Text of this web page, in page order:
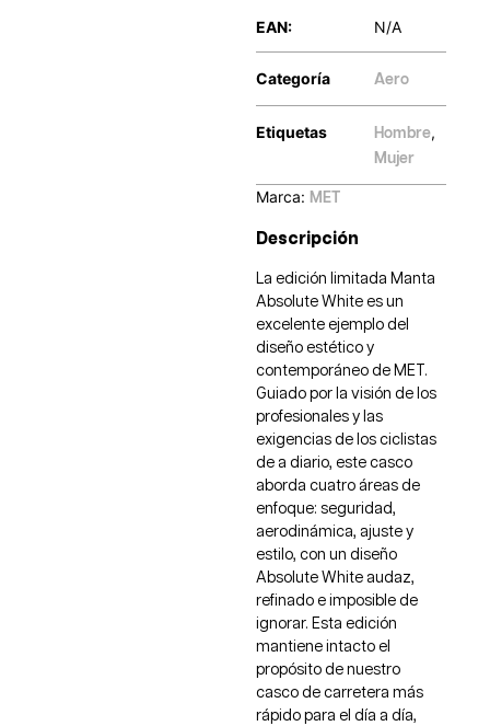
EAN: N/A
Categoría Aero
Etiquetas Hombre,
Mujer
Marca: MET
Descripción
La edición limitada Manta
Absolute White es un
excelente ejemplo del
diseño estético y
contemporáneo de MET.
Guiado por la visión de los
profesionales y las
exigencias de los ciclistas
de a diario, este casco
aborda cuatro áreas de
enfoque: seguridad,
aerodinámica, ajuste y
estilo, con un diseño
Absolute White audaz,
refinado e imposible de
ignorar. Esta edición
mantiene intacto el
propósito de nuestro
casco de carretera más
rápido para el día a día,